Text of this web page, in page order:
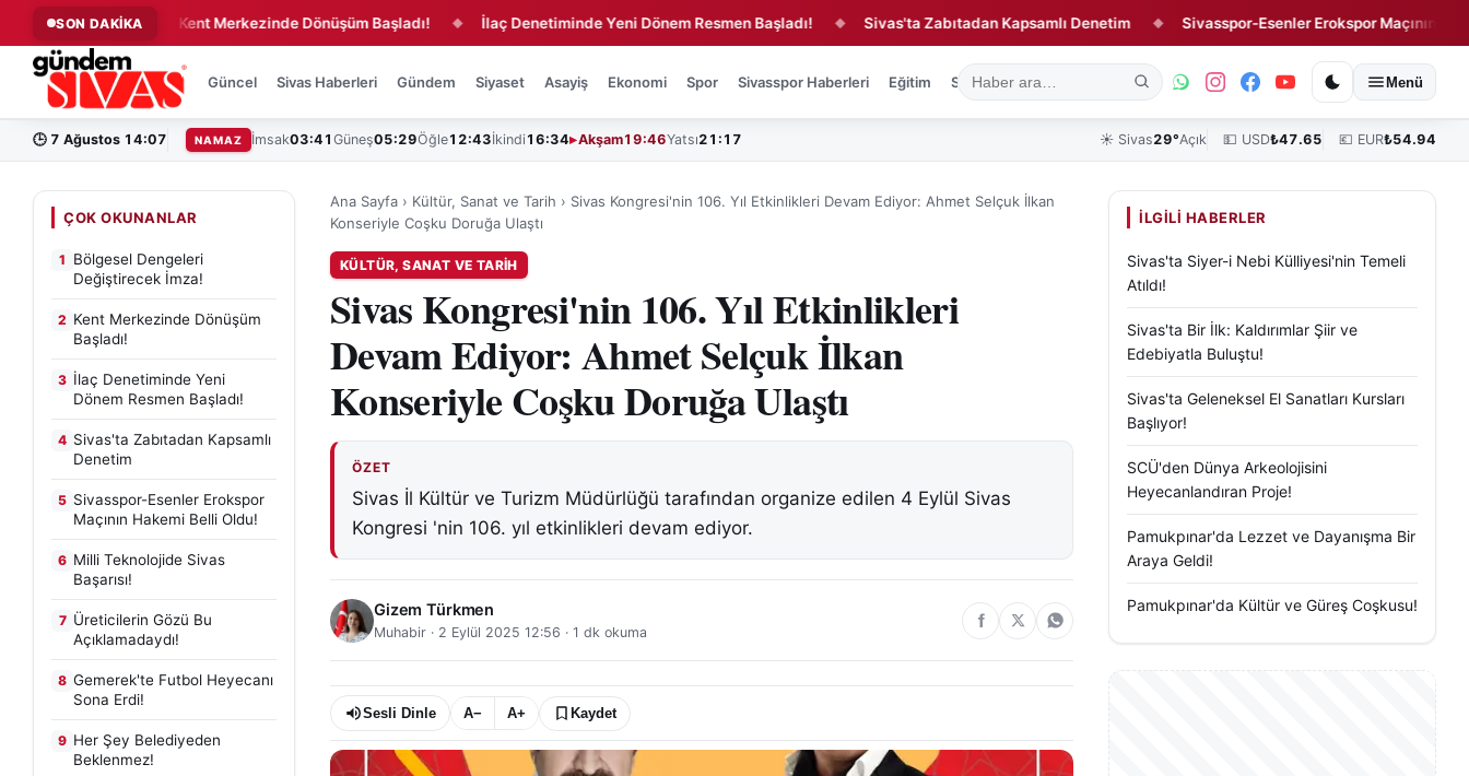
SON DAKİKA
İmza! ◆ Kent Merkezinde Dönüşüm Başladı! ◆ İlaç Denetiminde Yeni Dönem Resmen Başladı! ◆ Sivas'ta Zabıtadan Kapsamlı Denetim ◆ Sivasspor-Esenler Erokspor Maçının Hakemi
Güncel Sivas Haberleri Gündem Siyaset Asayiş Ekonomi Spor Sivasspor Haberleri Eğitim Sağlık Kültür, Sanat ve Tarih Yaşam Sivas Vefat Edenler Köşe
Menü
🕒 7 Ağustos 14:07 NAMAZ İmsak03:41 Güneş05:29Öğle12:43İkindi 16:34 Akşam19:46Yatsı21:17 ☀️ Sivas29°Açık 💵 USD₺47.65 💶 EUR₺54.94
ÇOK OKUNANLAR
1 Bölgesel Dengeleri
Değiştirecek İmza!
2 Kent Merkezinde Dönüşüm
Başladı!
3 İlaç Denetiminde Yeni
Dönem Resmen Başladı!
4 Sivas'ta Zabıtadan Kapsamlı
Denetim
5 Sivasspor-Esenler Erokspor
Maçının Hakemi Belli Oldu!
6 Milli Teknolojide Sivas
Başarısı!
7 Üreticilerin Gözü Bu
Açıklamadaydı!
8 Gemerek'te Futbol Heyecanı
Sona Erdi!
9 Her Şey Belediyeden
Beklenmez!
Ana Sayfa › Kültür, Sanat ve Tarih › Sivas Kongresi'nin 106. Yıl Etkinlikleri Devam Ediyor: Ahmet Selçuk İlkan
Konseriyle Coşku Doruğa Ulaştı
KÜLTÜR, SANAT VE TARIH
Sivas Kongresi'nin 106. Yıl Etkinlikleri
Devam Ediyor: Ahmet Selçuk İlkan
Konseriyle Coşku Doruğa Ulaştı
ÖZET
Sivas İl Kültür ve Turizm Müdürlüğü tarafından organize edilen 4 Eylül Sivas
Kongresi 'nin 106. yıl etkinlikleri devam ediyor.
Gizem Türkmen
Muhabir · 2 Eylül 2025 12:56 · 1 dk okuma
Sesli Dinle A− A+ Kaydet
İLGILI HABERLER
Sivas'ta Siyer-i Nebi Külliyesi'nin Temeli
Atıldı!
Sivas'ta Bir İlk: Kaldırımlar Şiir ve
Edebiyatla Buluştu!
Sivas'ta Geleneksel El Sanatları Kursları
Başlıyor!
SCÜ'den Dünya Arkeolojisini
Heyecanlandıran Proje!
Pamukpınar'da Lezzet ve Dayanışma Bir
Araya Geldi!
Pamukpınar'da Kültür ve Güreş Coşkusu!